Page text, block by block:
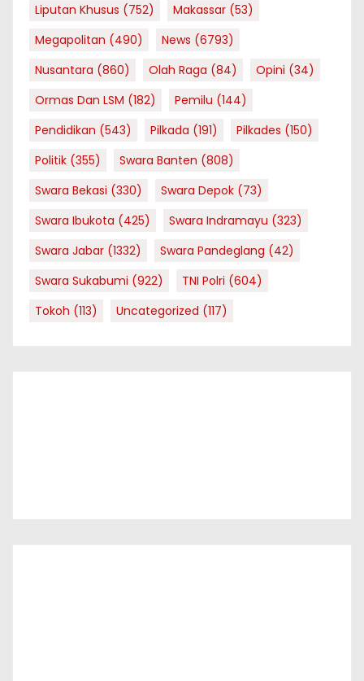
Liputan Khusus (752) Makassar (53)
Megapolitan (490) News (6793)
Nusantara (860) Olah Raga (84) Opini (34)
Ormas Dan LSM (182) Pemilu (144)
Pendidikan (543) Pilkada (191) Pilkades (150)
Politik (355) Swara Banten (808)
Swara Bekasi (330) Swara Depok (73)
Swara Ibukota (425) Swara Indramayu (323)
Swara Jabar (1332) Swara Pandeglang (42)
Swara Sukabumi (922) TNI Polri (604)
Tokoh (113) Uncategorized (117)